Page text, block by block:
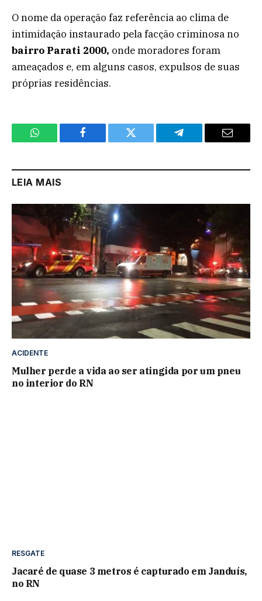
O nome da operação faz referência ao clima de
intimidação instaurado pela facção criminosa no
bairro Parati 2000, onde moradores foram
ameaçados e, em alguns casos, expulsos de suas
próprias residências.
WhatsApp Facebook Twitter Telegram Email
LEIA MAIS
ACIDENTE
Mulher perde a vida ao ser atingida por um pneu
no interior do RN
RESGATE
Jacaré de quase 3 metros é capturado em Janduís,
no RN